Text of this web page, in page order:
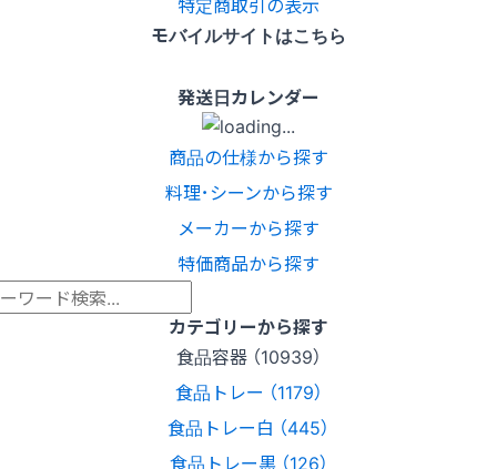
モバイルサイトはこちら
発送日カレンダー
商品の仕様から探す
料理･シーンから探す
メーカーから探す
特価商品から探す
カテゴリーから探す
食品容器 （10939）
食品トレー （1179）
食品トレー白 （445）
食品トレー黒 （126）